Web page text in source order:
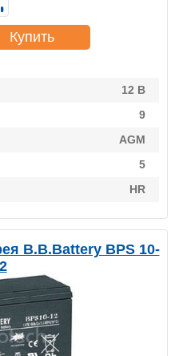
12 В
9
AGM
5
HR
Купить
B.B.Battery BPS 10-